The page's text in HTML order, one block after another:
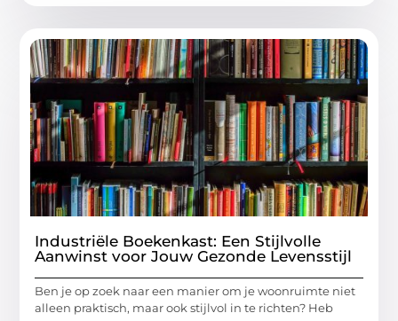
Industriële Boekenkast: Een Stijlvolle
Aanwinst voor Jouw Gezonde Levensstijl
Ben je op zoek naar een manier om je woonruimte niet
alleen praktisch, maar ook stijlvol in te richten? Heb